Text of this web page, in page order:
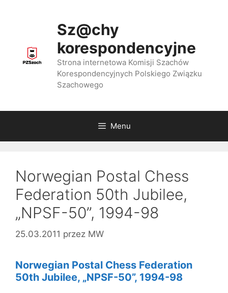
Sz@chy
korespondencyjne
Strona internetowa Komisji Szachów
Korespondencyjnych Polskiego Związku
Szachowego
Menu
Norwegian Postal Chess
Federation 50th Jubilee,
„NPSF-50”, 1994-98
25.03.2011 przez MW
Norwegian Postal Chess Federation
50th Jubilee, „NPSF-50”, 1994-98